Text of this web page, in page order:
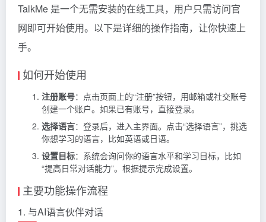
TalkMe 是一个无需安装的在线工具，用户只需访问官
网即可开始使用。以下是详细的操作指南，让你快速上
手。
如何开始使用
注册账号：点击页面上的“注册”按钮，用邮箱或社交账号
创建一个账户。如果已有账号，直接登录。
选择语言：登录后，进入主界面。点击“选择语言”，挑选
你想学习的语言，比如英语或日语。
设置目标：系统会询问你的语言水平和学习目标，比如
“提高日常对话能力”。根据提示完成设置。
主要功能操作流程
1. 与AI语言伙伴对话